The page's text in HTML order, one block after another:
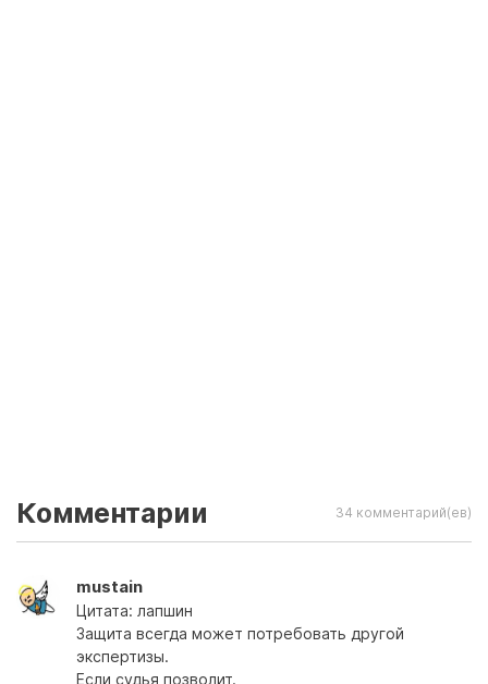
Комментарии 34 комментарий(ев)
mustain
Цитата: лапшин
Защита всегда может потребовать другой
экспертизы.
Если судья позволит.